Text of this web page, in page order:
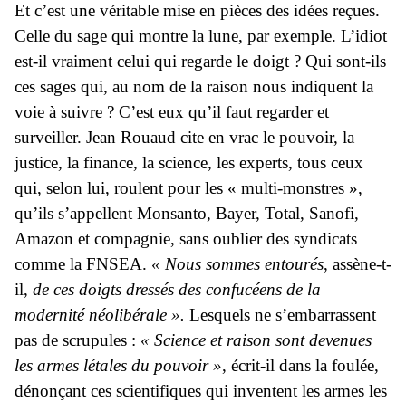
Et c’est une véritable mise en pièces des idées reçues.
Celle du sage qui montre la lune, par exemple. L’idiot
est-il vraiment celui qui regarde le doigt ? Qui sont-ils
ces sages qui, au nom de la raison nous indiquent la
voie à suivre ? C’est eux qu’il faut regarder et
surveiller. Jean Rouaud cite en vrac le pouvoir, la
justice, la finance, la science, les experts, tous ceux
qui, selon lui, roulent pour les « multi-monstres »,
qu’ils s’appellent Monsanto, Bayer, Total, Sanofi,
Amazon et compagnie, sans oublier des syndicats
comme la FNSEA. « Nous sommes entourés, assène-t-
il, de ces doigts dressés des confucéens de la
modernité néolibérale ». Lesquels ne s’embarrassent
pas de scrupules : « Science et raison sont devenues
les armes létales du pouvoir », écrit-il dans la foulée,
dénonçant ces scientifiques qui inventent les armes les